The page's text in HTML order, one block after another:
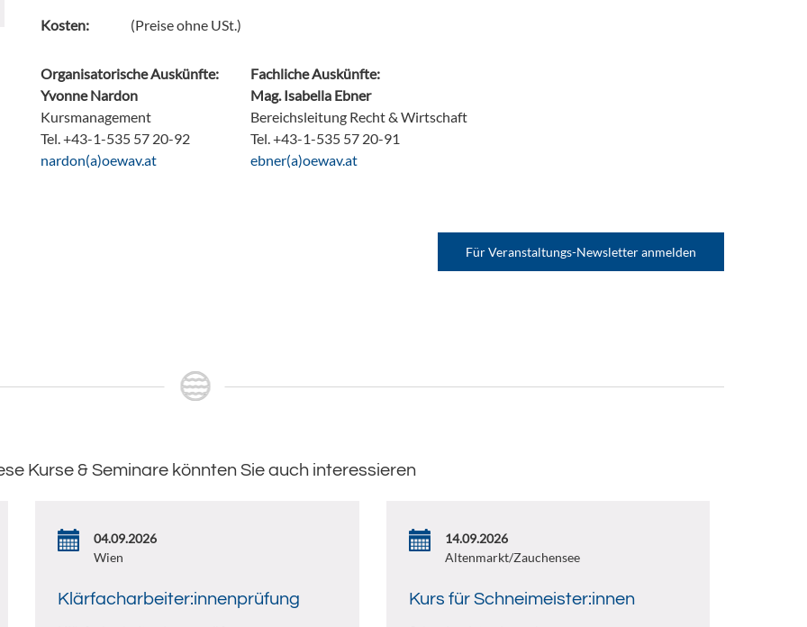
Kosten: (Preise ohne USt.)
Organisatorische Auskünfte:
Yvonne Nardon
Kursmanagement
Tel. +43-1-535 57 20-92
ta.vaweo(a)nodran
Fachliche Auskünfte:
Mag. Isabella Ebner
Bereichsleitung Recht & Wirtschaft
Tel. +43-1-535 57 20-91
ta.vaweo(a)renbe
Für Veranstaltungs-Newsletter anmelden
Kurse & Seminare könnten Sie auch interessieren
04.09.2026
Wien
Klärfacharbeiter:innenprüfung
14.09.2026
Altenmarkt/Zauchensee
Kurs für Schneimeister:innen